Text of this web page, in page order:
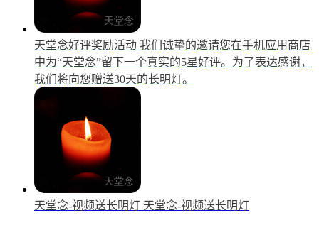
天堂念好评奖励活动 我们诚挚的邀请您在手机应用商店
中为“天堂念”留下一个真实的5星好评。为了表达感谢，
我们将向您赠送30天的长明灯。
天堂念-视频送长明灯 天堂念-视频送长明灯